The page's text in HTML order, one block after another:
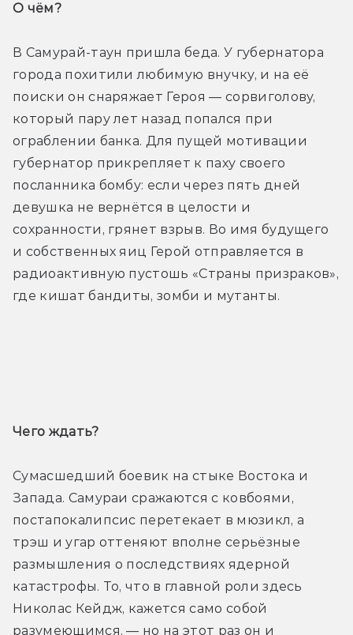
О чём?
В Самурай-таун пришла беда. У губернатора
города похитили любимую внучку, и на её
поиски он снаряжает Героя — сорвиголову,
который пару лет назад попался при
ограблении банка. Для пущей мотивации
губернатор прикрепляет к паху своего
посланника бомбу: если через пять дней
девушка не вернётся в целости и
сохранности, грянет взрыв. Во имя будущего
и собственных яиц Герой отправляется в
радиоактивную пустошь «Страны призраков»,
где кишат бандиты, зомби и мутанты.
Чего ждать?
Сумасшедший боевик на стыке Востока и
Запада. Самураи сражаются с ковбоями,
постапокалипсис перетекает в мюзикл, а
трэш и угар оттеняют вполне серьёзные
размышления о последствиях ядерной
катастрофы. То, что в главной роли здесь
Николас Кейдж, кажется само собой
разумеющимся, — но на этот раз он и